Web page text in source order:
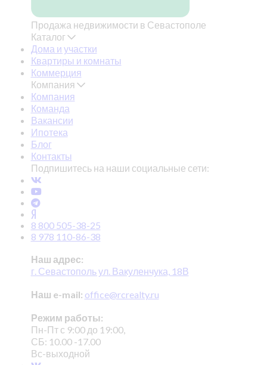
Продажа недвижимости в Севастополе
Каталог
Дома и участки
Квартиры и комнаты
Коммерция
Компания
Компания
Команда
Вакансии
Ипотека
Блог
Контакты
Подпишитесь на наши социальные сети:
8 800 505-38-25
8 978 110-86-38
Наш адрес:
г. Севастополь ул. Вакуленчука, 18В
Наш e-mail: office@rcrealty.ru
Режим работы:
Пн-Пт с 9:00 до 19:00,
СБ: 10.00 -17.00
Вс-выходной